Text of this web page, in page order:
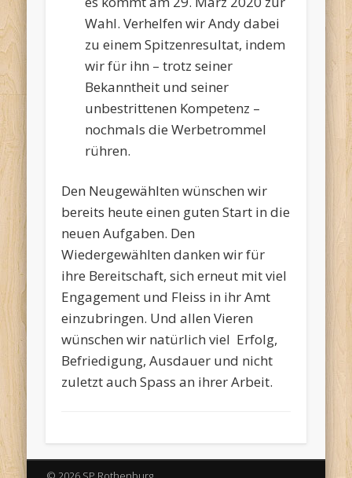
Wahl. Verhelfen wir Andy dabei
zu einem Spitzenresultat, indem
wir für ihn – trotz seiner
Bekanntheit und seiner
unbestrittenen Kompetenz –
nochmals die Werbetrommel
rühren.
Den Neugewählten wünschen wir
bereits heute einen guten Start in die
neuen Aufgaben. Den
Wiedergewählten danken wir für
ihre Bereitschaft, sich erneut mit viel
Engagement und Fleiss in ihr Amt
einzubringen. Und allen Vieren
wünschen wir natürlich viel Erfolg,
Befriedigung, Ausdauer und nicht
zuletzt auch Spass an ihrer Arbeit.